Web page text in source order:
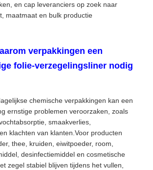
en cap leveranciers op zoek naar
maatmaat en bulk productie
verpakkingen een
folie-verzegelingsliner nodig
chemische verpakkingen kan een
ernstige problemen veroorzaken, zoals
smaakverlies,
klachten van klanten.Voor producten
thee, kruiden, eiwitpoeder, room,
desinfectiemiddel en cosmetische
zegel stabiel blijven tijdens het vullen,